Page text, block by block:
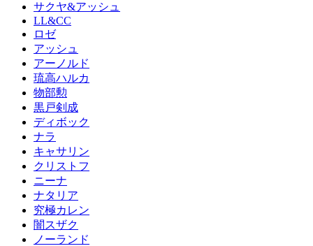
サクヤ&アッシュ
LL&CC
ロゼ
アッシュ
アーノルド
琉高ハルカ
物部勲
黒戸剣成
ディボック
ナラ
キャサリン
クリストフ
ニーナ
ナタリア
究極カレン
闇スザク
ノーランド